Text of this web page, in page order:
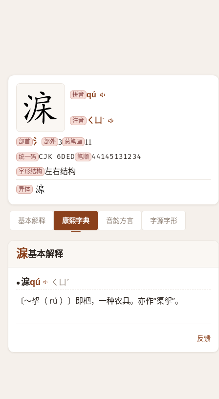
拼音 qú
注音 ㄑㄩˊ
部首 氵 部外 3 总笔画 11
统一码 CJK 6DED 笔顺 44145131234
字形结构 左右结构
异体
基本解释 康熙字典 音韵方言 字源字形
淭基本解释
●淭qú ㄑㄩˊ
〔～挐（ rú ）〕即杷，一种农具。亦作“渠挐”。
反馈